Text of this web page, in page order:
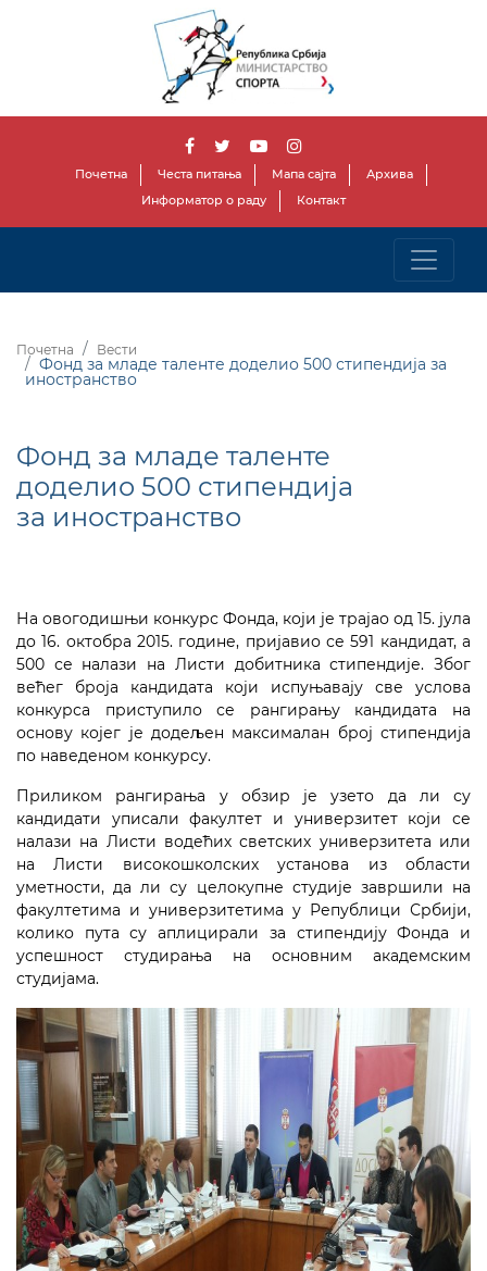
Почетна Честа питања Мапа сајта
Архива
Информатор о раду
Контакт
Почетна Вести
Фонд за младе таленте доделио 500 стипендија за
иностранство
Фонд за младе таленте
доделио 500 стипендија
за иностранство
На овогодишњи конкурс Фонда, који је трајао од 15. јула
до 16. октобра 2015. године, пријавио се 591 кандидат, а
500 се налази на Листи добитника стипендије. Због
већег броја кандидата који испуњавају све услова
конкурса приступило се рангирању кандидата на
основу којег је додељен максималан број стипендија
по наведеном конкурсу.
Приликом рангирања у обзир је узето да ли су
кандидати уписали факултет и универзитет који се
налази на Листи водећих светских универзитета или
на Листи високошколских установа из области
уметности, да ли су целокупне студије завршили на
факултетима и универзитетима у Републици Србији,
колико пута су аплицирали за стипендију Фонда и
успешност студирања на основним академским
студијама.